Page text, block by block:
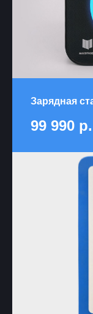
Зарядная
99 990 р.